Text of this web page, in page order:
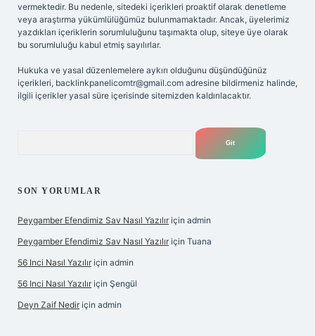
vermektedir. Bu nedenle, sitedeki içerikleri proaktif olarak denetleme
veya araştırma yükümlülüğümüz bulunmamaktadır. Ancak, üyelerimiz
yazdıkları içeriklerin sorumluluğunu taşımakta olup, siteye üye olarak
bu sorumluluğu kabul etmiş sayılırlar.
Hukuka ve yasal düzenlemelere aykırı olduğunu düşündüğünüz
içerikleri, backlinkpanelicomtr@gmail.com adresine bildirmeniz halinde,
ilgili içerikler yasal süre içerisinde sitemizden kaldırılacaktır.
SON YORUMLAR
Peygamber Efendimiz Sav Nasıl Yazılır için admin
Peygamber Efendimiz Sav Nasıl Yazılır için Tuana
56 Inci Nasıl Yazılır için admin
56 Inci Nasıl Yazılır için Şengül
Deyn Zaif Nedir için admin